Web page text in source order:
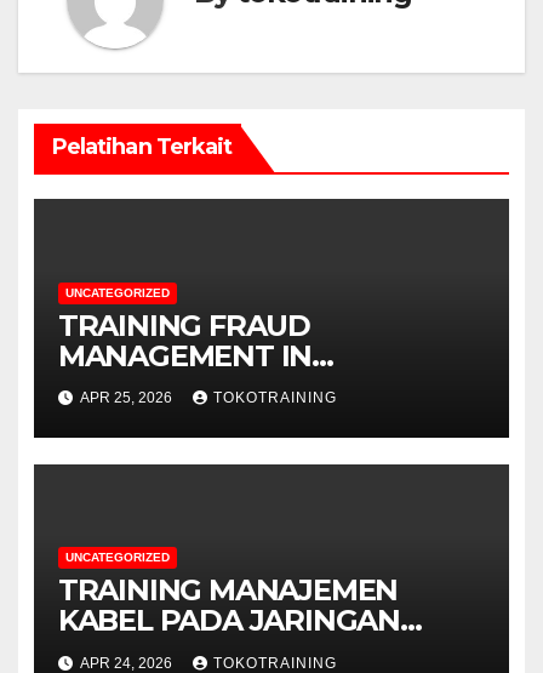
Pelatihan Terkait
UNCATEGORIZED
TRAINING FRAUD
MANAGEMENT IN
TELECOMMUNICATION
BUSINESS
APR 25, 2026 TOKOTRAINING
UNCATEGORIZED
TRAINING MANAJEMEN
KABEL PADA JARINGAN
TELEKOMUNIKASI
APR 24, 2026 TOKOTRAINING